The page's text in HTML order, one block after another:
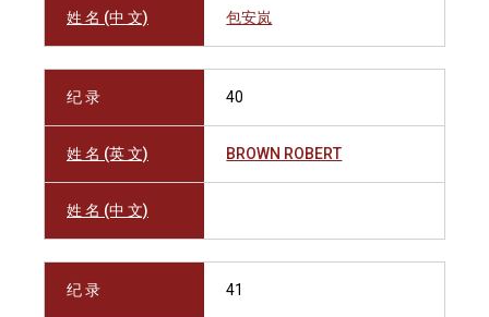
姓 名 (中 文) 包安岚
纪 录 40
姓 名 (英 文) BROWN ROBERT
姓 名 (中 文)
纪 录 41